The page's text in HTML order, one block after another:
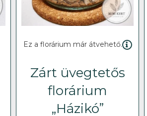
Ez a florárium már átvehető.
Zárt üvegtetős
florárium
„Házikó”